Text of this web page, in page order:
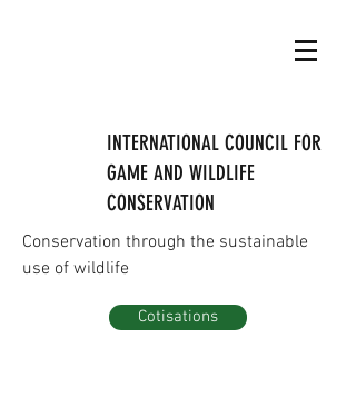
INTERNATIONAL COUNCIL FOR
GAME AND WILDLIFE
CONSERVATION
Conservation through the sustainable
use of wildlife
Cotisations